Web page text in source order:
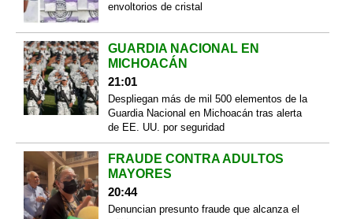
envoltorios de cristal
GUARDIA NACIONAL EN
MICHOACÁN
21:01
Despliegan más de mil 500 elementos de la
Guardia Nacional en Michoacán tras alerta
de EE. UU. por seguridad
FRAUDE CONTRA ADULTOS
MAYORES
20:44
Denuncian presunto fraude que alcanza el